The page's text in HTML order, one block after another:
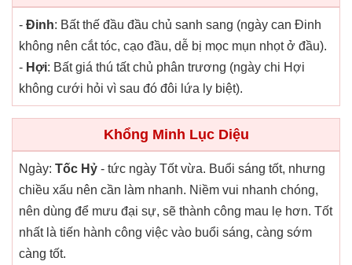
- Đinh: Bất thế đầu đầu chủ sanh sang (ngày can Đinh
không nên cắt tóc, cạo đầu, dễ bị mọc mụn nhọt ở đầu).
- Hợi: Bất giá thú tất chủ phân trương (ngày chi Hợi
không cưới hỏi vì sau đó đôi lứa ly biệt).
Khổng Minh Lục Diệu
Ngày: Tốc Hỷ - tức ngày Tốt vừa. Buổi sáng tốt, nhưng
chiều xấu nên cần làm nhanh. Niềm vui nhanh chóng,
nên dùng để mưu đại sự, sẽ thành công mau lẹ hơn. Tốt
nhất là tiến hành công việc vào buổi sáng, càng sớm
càng tốt.